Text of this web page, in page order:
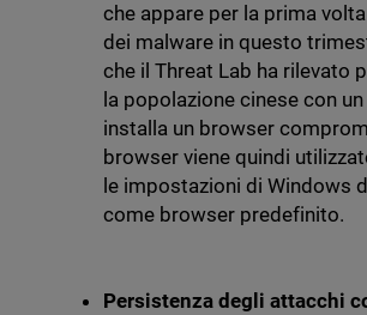
che appare per la prima
dei malware in questo
che il Threat Lab ha rilevato
la popolazione cinese con
installa un browser
browser viene quindi
le impostazioni di Windows
come browser predefinito.
Persistenza degli attacchi